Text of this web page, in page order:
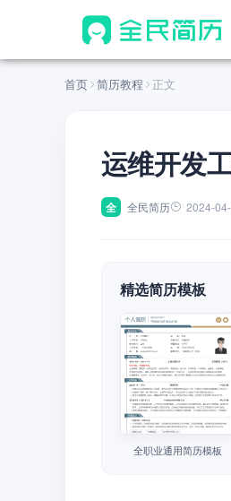
首页 简历教程 正文
运维开发
全 全民简历 2024-
精选简历模板
全职业通用简历模板